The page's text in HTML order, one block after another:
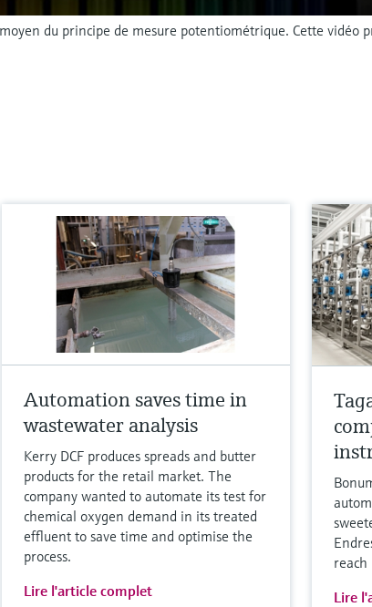
du principe de mesure potentiométrique. Cette vidéo
Automation saves time in
wastewater analysis
Kerry DCF produces spreads and butter
products for the retail market. The
company wanted to automate its test for
chemical oxygen demand in its treated
effluent to save time and optimise the
process.
Lire l'article complet
reach
Lire